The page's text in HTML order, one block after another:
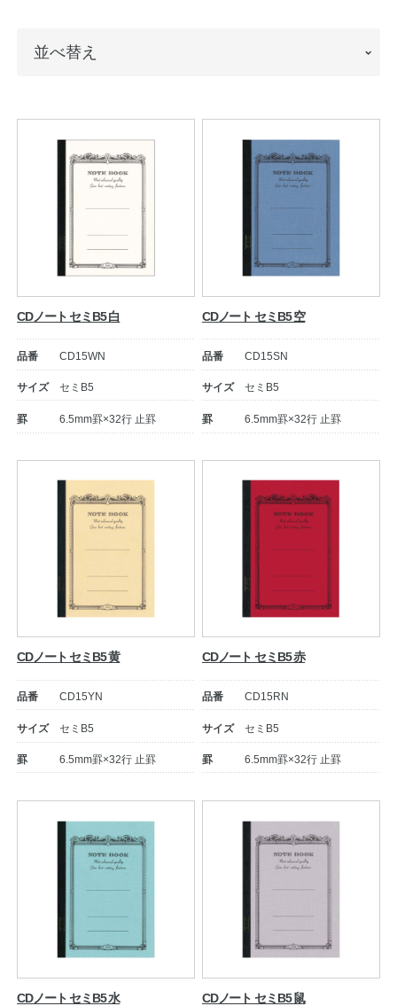
工場フォトツアー
公式オンラインショップ
企業情報 SDGsと未来
カタログ お知らせ
お問い合わせ プライバシーポリシー
English
教職員の皆さまへ
OEMご希望の方へ
公式アカウント
日本ノート
え
並べ替え
CDノート セミB5 白
品番 CD15WN
サイズ セミB5
罫 6.5mm罫×32行 止罫
CDノート セミB5 空
品番 CD15SN
サイズ セミB5
罫 6.5mm罫×32行 止罫
CDノート セミB5 黄
品番 CD15YN
サイズ セミB5
罫 6.5mm罫×32行 止罫
CDノート セミB5 赤
品番 CD15RN
サイズ セミB5
罫 6.5mm罫×32行 止罫
CDノート セミB5 水 CDノート セミB5 鼠